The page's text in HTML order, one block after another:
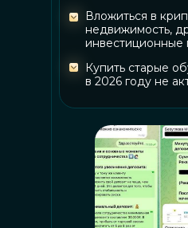
Купить старые
в 2026 году не
Вложиться в
недвижимость,
инвестиционные